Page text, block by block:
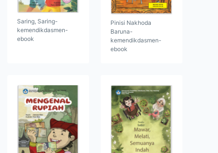
Saring, Saring-
kemendikdasmen-
ebook
Pinisi Nakhoda
Baruna-
kemendikdasmen-
ebook